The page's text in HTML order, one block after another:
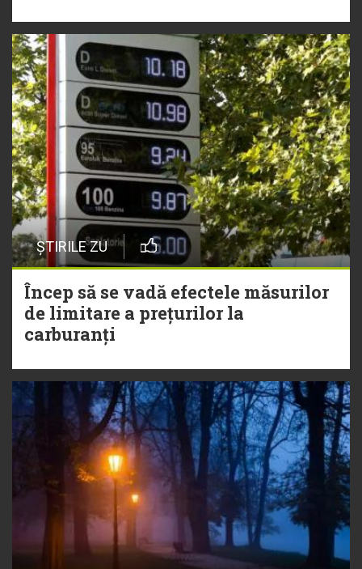
ȘTIRILE ZU
Încep să se vadă efectele măsurilor
de limitare a prețurilor la
carburanți